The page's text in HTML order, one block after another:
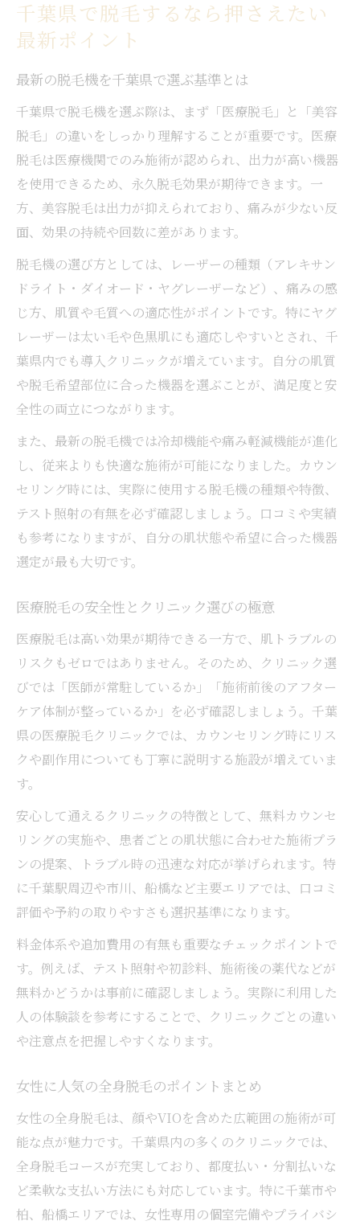
千葉県で脱毛するなら押さえたい
最新ポイント
最新の脱毛機を千葉県で選ぶ基準とは
千葉県で脱毛機を選ぶ際は、まず「医療脱毛」と「美容
脱毛」の違いをしっかり理解することが重要です。医療
脱毛は医療機関でのみ施術が認められ、出力が高い機器
を使用できるため、永久脱毛効果が期待できます。一
方、美容脱毛は出力が抑えられており、痛みが少ない反
面、効果の持続や回数に差があります。
脱毛機の選び方としては、レーザーの種類（アレキサン
ドライト・ダイオード・ヤグレーザーなど）、痛みの感
じ方、肌質や毛質への適応性がポイントです。特にヤグ
レーザーは太い毛や色黒肌にも適応しやすいとされ、千
葉県内でも導入クリニックが増えています。自分の肌質
や脱毛希望部位に合った機器を選ぶことが、満足度と安
全性の両立につながります。
また、最新の脱毛機では冷却機能や痛み軽減機能が進化
し、従来よりも快適な施術が可能になりました。カウン
セリング時には、実際に使用する脱毛機の種類や特徴、
テスト照射の有無を必ず確認しましょう。口コミや実績
も参考になりますが、自分の肌状態や希望に合った機器
選定が最も大切です。
医療脱毛の安全性とクリニック選びの極意
医療脱毛は高い効果が期待できる一方で、肌トラブルの
リスクもゼロではありません。そのため、クリニック選
びでは「医師が常駐しているか」「施術前後のアフター
ケア体制が整っているか」を必ず確認しましょう。千葉
県の医療脱毛クリニックでは、カウンセリング時にリス
クや副作用についても丁寧に説明する施設が増えていま
す。
安心して通えるクリニックの特徴として、無料カウンセ
リングの実施や、患者ごとの肌状態に合わせた施術プラ
ンの提案、トラブル時の迅速な対応が挙げられます。特
に千葉駅周辺や市川、船橋など主要エリアでは、口コミ
評価や予約の取りやすさも選択基準になります。
料金体系や追加費用の有無も重要なチェックポイントで
す。例えば、テスト照射や初診料、施術後の薬代などが
無料かどうかは事前に確認しましょう。実際に利用した
人の体験談を参考にすることで、クリニックごとの違い
や注意点を把握しやすくなります。
女性に人気の全身脱毛のポイントまとめ
女性の全身脱毛は、顔やVIOを含めた広範囲の施術が可
能な点が魅力です。千葉県内の多くのクリニックでは、
全身脱毛コースが充実しており、都度払い・分割払いな
ど柔軟な支払い方法にも対応しています。特に千葉市や
柏、船橋エリアでは、女性専用の個室完備やプライバシ